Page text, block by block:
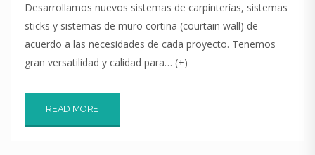
Desarrollamos nuevos sistemas de carpinterías, sistemas
sticks y sistemas de muro cortina (courtain wall) de
acuerdo a las necesidades de cada proyecto. Tenemos
gran versatilidad y calidad para… (+)
READ MORE